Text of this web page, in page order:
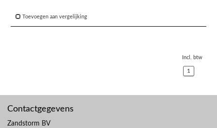
Toevoegen aan vergelijking
Incl. btw
1
Contactgegevens
Zandstorm BV